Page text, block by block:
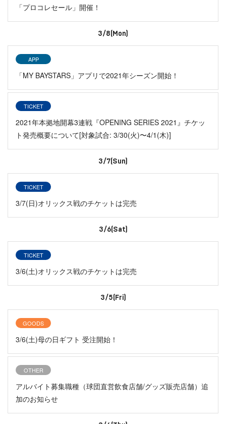
「プロコレセール」開催！
3/8(Mon)
APP
「MY BAYSTARS」アプリで2021年シーズン開始！
TICKET
2021年本拠地開幕3連戦『OPENING SERIES 2021』チケッ
ト発売概要について[対象試合: 3/30(火)〜4/1(木)]
3/7(Sun)
TICKET
3/7(日)オリックス戦のチケットは完売
3/6(Sat)
TICKET
3/6(土)オリックス戦のチケットは完売
3/5(Fri)
GOODS
3/6(土)母の日ギフト 受注開始！
OTHER
アルバイト募集職種（球団直営飲食店舗/グッズ販売店舗）追
加のお知らせ